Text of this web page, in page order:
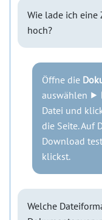
Wie lade ich eine
hoch?
Öffne die
auswählen ⯈
Datei und
die Seite. Auf
Download
klickst.
Welche